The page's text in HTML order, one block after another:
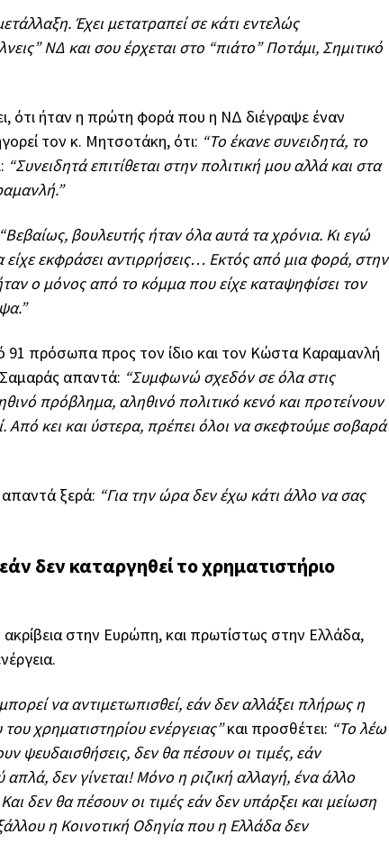
Έχει μετατραπεί σε κάτι εντελώς
ΝΔ και σου έρχεται στο “πιάτο” Ποτάμι, Σημιτικό
ότι ήταν η πρώτη φορά που η ΝΔ διέγραψε έναν
τον κ. Μητσοτάκη, ότι: “Το έκανε συνειδητά, το
“Συνειδητά επιτίθεται στην πολιτική μου αλλά και στα
“Βεβαίως, βουλευτής ήταν όλα αυτά τα χρόνια. Κι εγώ
εκφράσει αντιρρήσεις… Εκτός από μια φορά, στην
ο μόνος από το κόμμα που είχε καταψηφίσει τον
91 πρόσωπα προς τον ίδιο και τον Κώστα Καραμανλή
απαντά: “Συμφωνώ σχεδόν σε όλα στις
πρόβλημα, αληθινό πολιτικό κενό και προτείνουν
Από κει και ύστερα, πρέπει όλοι να σκεφτούμε σοβαρά
ξερά: “Για την ώρα δεν έχω κάτι άλλο να σας
δεν καταργηθεί το χρηματιστήριο
στην Ευρώπη, και πρωτίστως στην Ελλάδα,
να αντιμετωπισθεί, εάν δεν αλλάξει πλήρως η
χρηματιστηρίου ενέργειας”και προσθέτει: “Το λέω
ψευδαισθήσεις, δεν θα πέσουν οι τιμές, εάν
απλά, δεν γίνεται! Μόνο η ριζική αλλαγή, ένα άλλο
δεν θα πέσουν οι τιμές εάν δεν υπάρξει και μείωση
η Κοινοτική Οδηγία που η Ελλάδα δεν